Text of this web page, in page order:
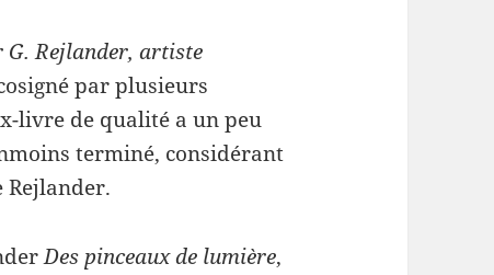
G. Rejlander, artiste
par plusieurs
livre de qualité a un peu
terminé, considérant
Rejlander.
Des pinceaux de lumière,